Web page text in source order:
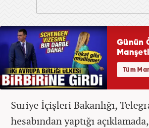
Suriye İçişleri Bakanlığı,
hesabından yaptığı